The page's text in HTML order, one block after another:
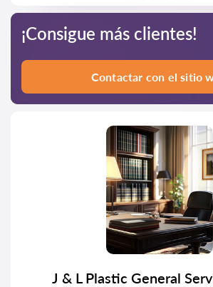
¡Consigue más clientes!
Contactar con el sitio
J & L Plastic General